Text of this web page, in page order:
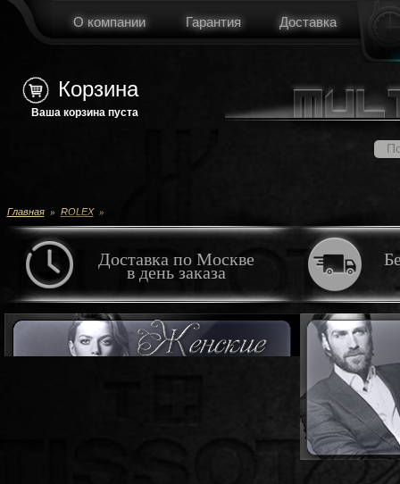
О компании Гарантия Доставка
Главная » ROLEX »
Доставка по Москве
в день заказа
Корзина
Ваша корзина пуста